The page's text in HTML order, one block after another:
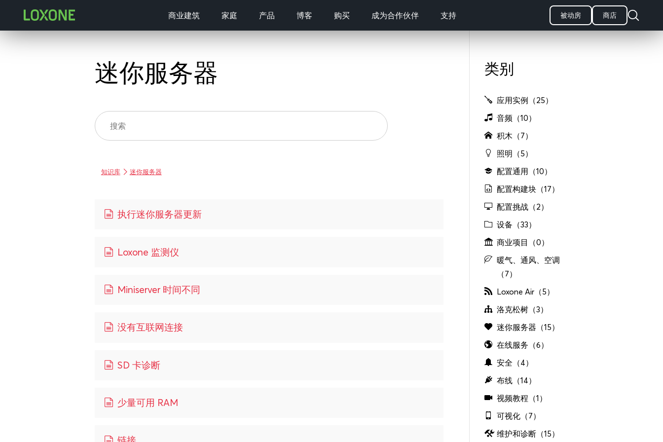
商业建筑 家庭 产品 博客 购买 成为合作伙伴 支持 被动房 商店
迷你服务器
知识库 迷你服务器
执行迷你服务器更新
Loxone 监测仪
Miniserver 时间不同
没有互联网连接
SD 卡诊断
少量可用 RAM
类别
应用实例（25）
音频（10）
积木（7）
照明（5）
配置通用（10）
配置构建块（17）
配置挑战（2）
设备（33）
商业项目（0）
暖气、通风、空调
（7）
Loxone Air（5）
洛克松树（3）
迷你服务器（15）
在线服务（6）
安全（4）
布线（14）
视频教程（1）
可视化（7）
维护和诊断（15）